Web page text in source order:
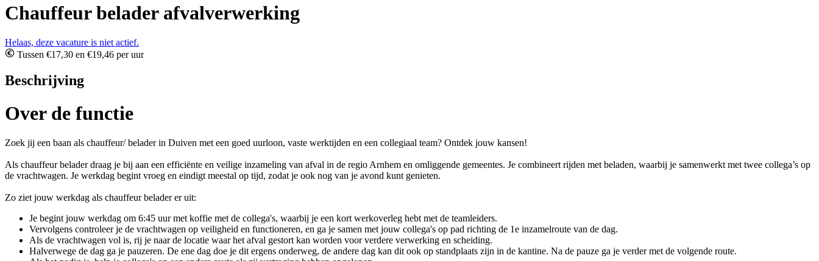
Chauffeur belader afvalverwerking
Helaas, deze vacature is niet actief.
Tussen €17,30 en €19,46 per uur
Beschrijving
Over de functie
Zoek jij een baan als chauffeur/ belader in Duiven met een goed uurloon, vaste werktijden en een collegiaal team? Ontdek jouw kansen!
Als chauffeur belader draag je bij aan een efficiënte en veilige inzameling van afval in de regio Arnhem en omliggende gemeentes. Je combineert rijden met beladen, waarbij je samenwerkt met twee collega’s op
de vrachtwagen. Je werkdag begint vroeg en eindigt meestal op tijd, zodat je ook nog van je avond kunt genieten.
Zo ziet jouw werkdag als chauffeur belader er uit:
Je begint jouw werkdag om 6:45 uur met koffie met de collega's, waarbij je een kort werkoverleg hebt met de teamleiders.
Vervolgens controleer je de vrachtwagen op veiligheid en functioneren, en ga je samen met jouw collega's op pad richting de 1e inzamelroute van de dag.
Als de vrachtwagen vol is, rij je naar de locatie waar het afval gestort kan worden voor verdere verwerking en scheiding.
Halverwege de dag ga je pauzeren. De ene dag doe je dit ergens onderweg, de andere dag kan dit ook op standplaats zijn in de kantine. Na de pauze ga je verder met de volgende route.